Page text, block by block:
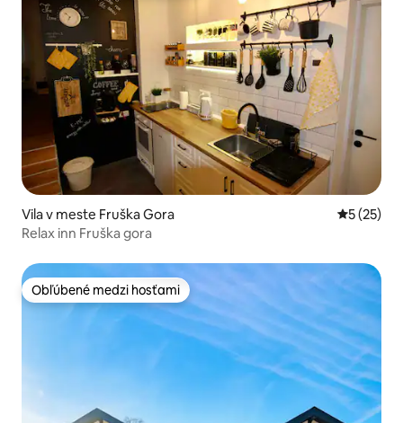
Vila v meste Fruška Gora
5 (25)
Relax inn Fruška gora
Obľúbené medzi hosťami
Obľúbené medzi hosťami